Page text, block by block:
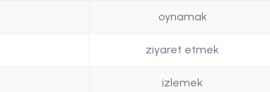
oynamak
ziyaret etmek
izlemek